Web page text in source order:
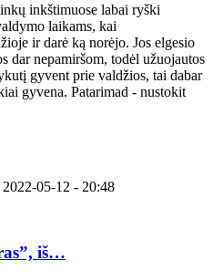
inkštimuose labai ryški
laikams, kai
ir darė ką norėjo. Jos elgesio
dar nepamiršom, todėl užuojautos
gyvent prie valdžios, tai dabar
gyvena. Patarimad - nustokit
2022-05-12 - 20:48
iš…